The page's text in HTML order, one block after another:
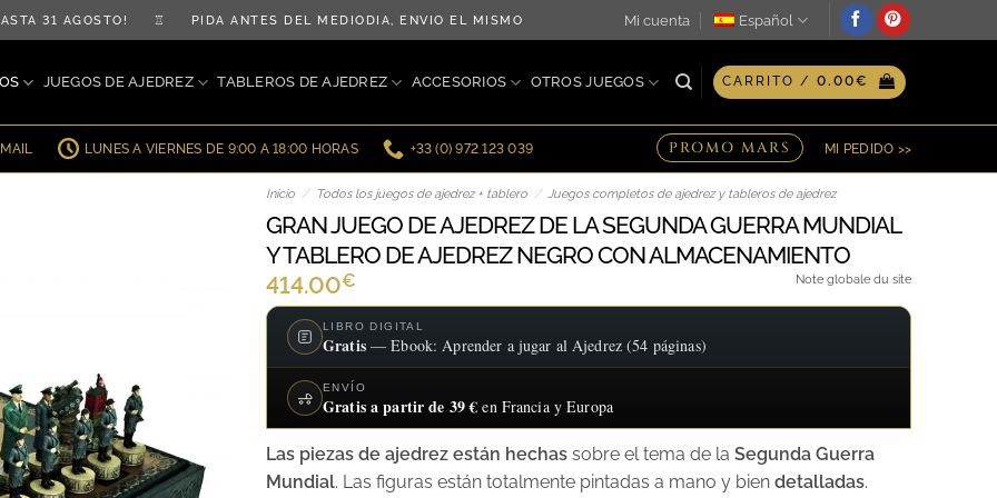
31 AGOSTO! ♖ PIDA ANTES DEL MEDIODÍA, ENVÍO EL MISMO DÍA ♖ OPCIÓN DE GRABADO PERSONALIZADO EN
Mi cuenta Español
JUEGOS DE AJEDREZ TABLEROS DE AJEDREZ ACCESORIOS OTROS JUEGOS CARRITO / 0.00€
LUNES A VIERNES DE 9:00 A 18:00 HORAS +33 (0) 972 123 039 PROMO MARS MI PEDIDO >>
Inicio / Todos los juegos de ajedrez + tablero / Juegos completos de ajedrez y tableros de ajedrez
GRAN JUEGO DE AJEDREZ DE LA SEGUNDA GUERRA MUNDIAL
Y TABLERO DE AJEDREZ NEGRO CON ALMACENAMIENTO
414.00€ Note globale du site
LIBRO DIGITAL
Gratis— Ebook: Aprender a jugar al Ajedrez (54 páginas)
ENVÍO
Gratis a partir de 39 € en Francia y Europa
Las piezas de ajedrez están hechas sobre el tema de la Segunda Guerra
Mundial. Las figuras están totalmente pintadas a mano y bien detalladas.